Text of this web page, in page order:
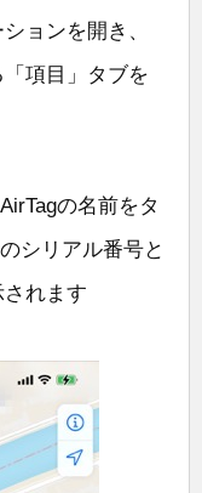
ョンを開き、
項目」タブを
の名前をタ
シリアル番号と
れます